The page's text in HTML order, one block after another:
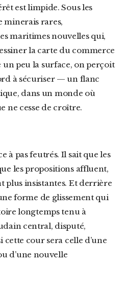
minerais rares,
maritimes nouvelles qui,
la carte du commerce
un peu la surface, on perçoit
à sécuriser — un flanc
dans un monde où
ne cesse de croître.
les propositions affluent,
plus insistantes. Et derrière
forme de glissement qui
longtemps tenu à
central, disputé,
cette cour sera celle d’une
d’une nouvelle